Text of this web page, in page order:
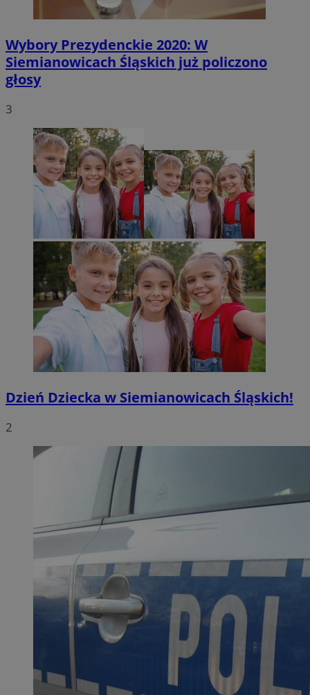
Wybory Prezydenckie 2020: W
Siemianowicach Śląskich już policzono
głosy
3
Dzień Dziecka w Siemianowicach Śląskich!
2